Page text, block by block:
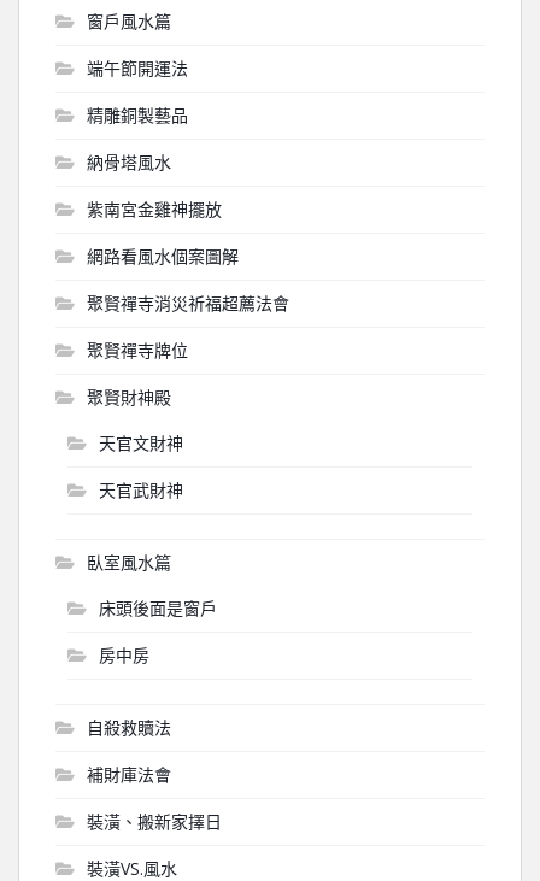
窗戶風水篇
端午節開運法
精雕銅製藝品
納骨塔風水
紫南宮金雞神擺放
網路看風水個案圖解
聚賢禪寺消災祈福超薦法會
聚賢禪寺牌位
聚賢財神殿
天官文財神
天官武財神
臥室風水篇
床頭後面是窗戶
房中房
自殺救贖法
補財庫法會
裝潢、搬新家擇日
裝潢VS.風水